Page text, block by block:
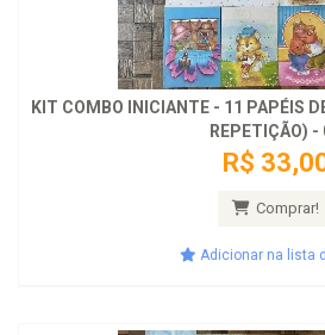
KIT COMBO INICIANTE - 11 PAPÉIS
REPETIÇÃO) -
R$
Comprar!
Adicionar na lista